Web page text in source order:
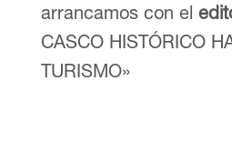
arrancamos con el
CASCO HISTÓRICO
TURISMO»